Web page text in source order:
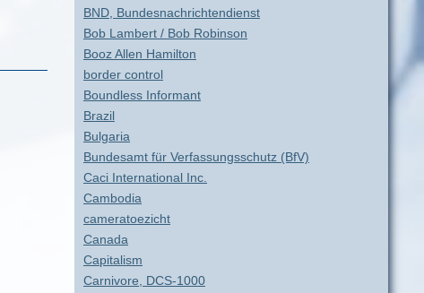
BND, Bundesnachrichtendienst
Bob Lambert / Bob Robinson
Booz Allen Hamilton
border control
Boundless Informant
Brazil
Bulgaria
Bundesamt für Verfassungsschutz (BfV)
Caci International Inc.
Cambodia
cameratoezicht
Canada
Capitalism
Carnivore, DCS-1000